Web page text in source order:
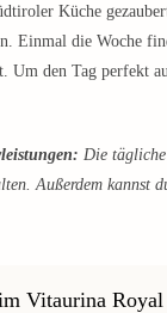
Küche
Einmal die Woche
Um den Tag perfekt
Die
Außerdem kannst
Vitaurina